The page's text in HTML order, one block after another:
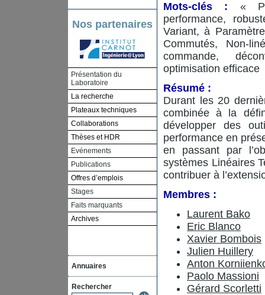
Nos partenaires
Présentation du
Laboratoire
La recherche
Plateaux techniques
Collaborations
Thèses et HDR
Evénements
Publications
Offres d’emplois
Stages
Faits marquants
Archives
Annuaires
Rechercher
Mots-clés : «
performance,
Variant, à
Commutés, Non-
commande,
optimisation efficace
Résumé :
Durant les 20
combinée à la
développer des
performance en
en passant par
systèmes Linéaires
contribuer à
Membres :
Laurent Bako
Eric Blanco
Xavier Bombois
Julien Huillery
Anton
Paolo Massioni
Gérard Scorletti